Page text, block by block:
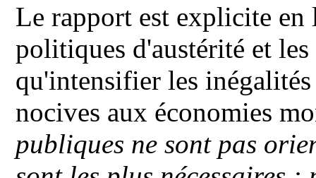
Le rapport est explicite en
politiques d'austérité et
qu'intensifier les
nocives aux économies
publiques ne sont pas